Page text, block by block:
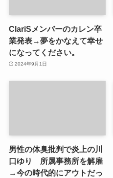
ClariSメンバーのカレン卒
業発表→夢をかなえて幸せ
になってください。
2024年9月1日
男性の体臭批判で炎上の川
口ゆり 所属事務所を解雇
→今の時代的にアウトだっ